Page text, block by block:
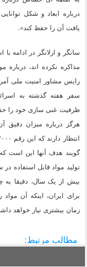
درباره ابعاد و شکل
یافت آن را حفظ کند».
سانگر و ارلانگر در ادامه
مذاکره نکرده اند،
رایس مشاور امنیت ملی
سفر هفته گذشته به
ظرفیت غنی سازی خود را حفظ
هرگز درباره میزان دقیق
گویند هدف آنها این است
تولید مواد قابل استفاده در
بیش از یک سال، دقیقا به
برای ایران،‌ اینکه آن
زمان بیشتری نیاز خواهد
مطالب مرتبط: